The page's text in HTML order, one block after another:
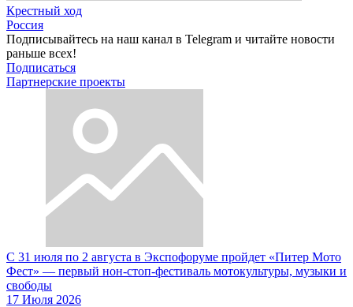
Крестный ход
Россия
Подписывайтесь на наш канал в Telegram и читайте новости
раньше всех!
Подписаться
Партнерские проекты
С 31 июля по 2 августа в Экспофоруме пройдет «Питер Мото
Фест» — первый нон-стоп-фестиваль мотокультуры, музыки и
свободы
17 Июля 2026